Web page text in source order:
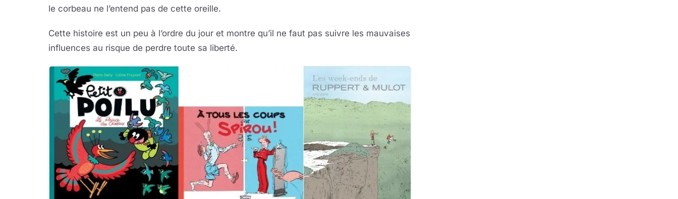
le corbeau ne l’entend pas de cette oreille.
Cette histoire est un peu à l’ordre du jour et montre qu’il ne faut pas suivre les mauvaises
influences au risque de perdre toute sa liberté.